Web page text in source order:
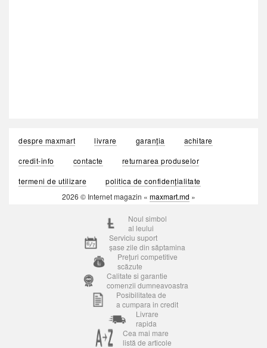
despre maxmart livrare garanția
achitare
credit-info
contacte
returnarea produselor
termeni de utilizare
politica de confidențialitate
2026 © Internet magazin « maxmart.md »
Noul simbol
al leului
Serviciu suport
șase zile din săptamina
Prețuri competitive
scăzute
Calitate si garantie
comenzii dumneavoastra
Posibilitatea de
a cumpara in credit
Livrare
rapida
Cea mai mare
listă de articole